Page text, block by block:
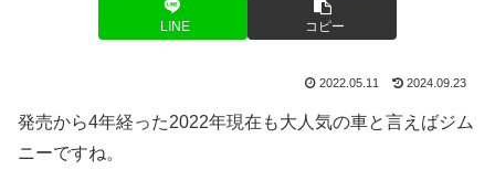
LINE コピー
2022.05.11 2024.09.23
発売から4年経った2022年現在も大人気の車と言えばジム
ニーですね。